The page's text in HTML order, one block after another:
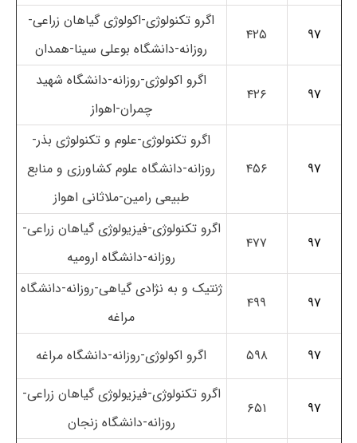
۹۷ ۴۲۵
اگرو تکنولوژی-اکولوژی گیاهان زراعی-
روزانه-دانشگاه بوعلی سینا-همدان
۹۷ ۴۲۶
اگرو اکولوژی-روزانه-دانشگاه شهید
چمران-اهواز
۹۷ ۴۵۶
اگرو تکنولوژی-علوم و تکنولوژی بذر-
روزانه-دانشگاه علوم کشاورزی و منابع
طبیعی رامین-ملاثانی اهواز
۹۷ ۴۷۷
اگرو تکنولوژی-فیزیولوژی گیاهان زراعی-
روزانه-دانشگاه ارومیه
۹۷ ۴۹۹
ژنتیک و به نژادی گیاهی-روزانه-دانشگاه
مراغه
۹۷
۵۹۸ اگرو اکولوژی-روزانه-دانشگاه مراغه
۹۷ ۶۵۱
اگرو تکنولوژی-فیزیولوژی گیاهان زراعی-
روزانه-دانشگاه زنجان